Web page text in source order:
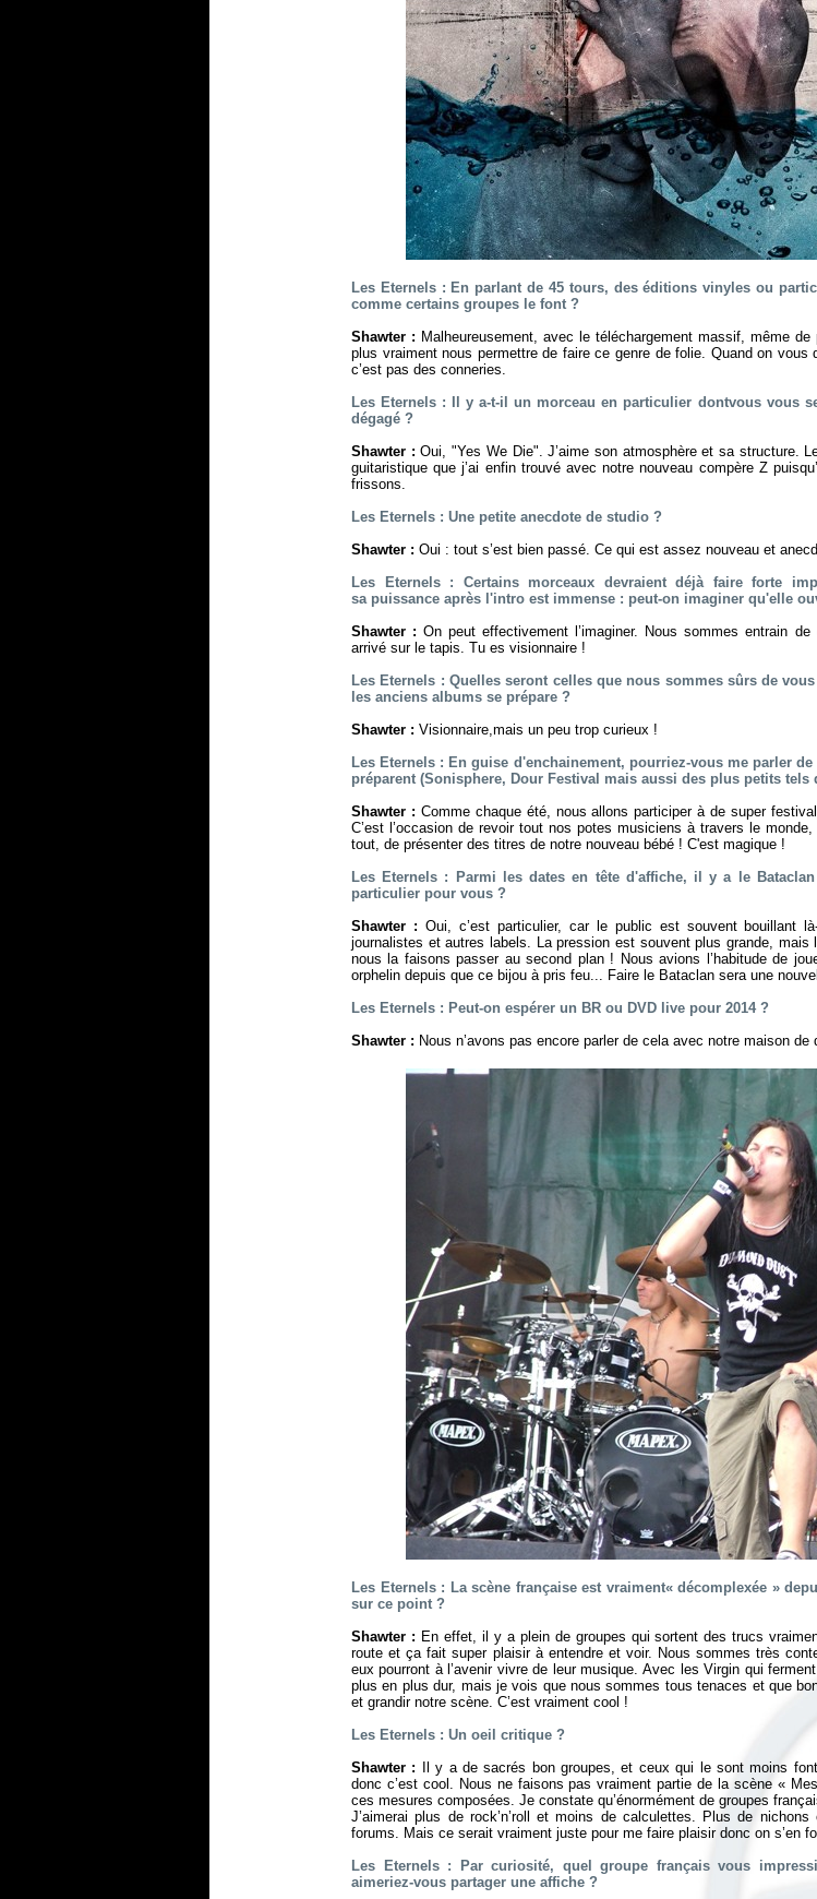
Les Eternels : En parlant de 45 tours, des éditions vinyles ou
comme certains groupes le font ?
Shawter : Malheureusement, avec le téléchargement massif, même
plus vraiment nous permettre de faire ce genre de folie. Quand on vous
c’est pas des conneries.
Les Eternels : Il y a-t-il un morceau en particulier dontvous vous
dégagé ?
Shawter : Oui, "Yes We Die". J’aime son atmosphère et sa structure.
guitaristique que j’ai enfin trouvé avec notre nouveau compère Z
frissons.
Les Eternels : Une petite anecdote de studio ?
Shawter : Oui : tout s’est bien passé. Ce qui est assez nouveau et
Les Eternels : Certains morceaux devraient déjà faire forte
sa puissance après l'intro est immense : peut-on imaginer qu'elle
Shawter : On peut effectivement l’imaginer. Nous sommes entrain
arrivé sur le tapis. Tu es visionnaire !
Les Eternels : Quelles seront celles que nous sommes sûrs de
les anciens albums se prépare ?
Shawter : Visionnaire,mais un peu trop curieux !
Les Eternels : En guise d'enchainement, pourriez-vous me parler
préparent (Sonisphere, Dour Festival mais aussi des plus petits
Shawter : Comme chaque été, nous allons participer à de super
C’est l’occasion de revoir tout nos potes musiciens à travers le
tout, de présenter des titres de notre nouveau bébé ! C'est magique !
Les Eternels : Parmi les dates en tête d'affiche, il y a le
particulier pour vous ?
Shawter : Oui, c’est particulier, car le public est souvent bouillant
journalistes et autres labels. La pression est souvent plus grande,
nous la faisons passer au second plan ! Nous avions l’habitude de
orphelin depuis que ce bijou à pris feu... Faire le Bataclan sera une
Les Eternels : Peut-on espérer un BR ou DVD live pour 2014 ?
Shawter : Nous n’avons pas encore parler de cela avec notre maison de
Les Eternels : La scène française est vraiment« décomplexée »
sur ce point ?
Shawter : En effet, il y a plein de groupes qui sortent des trucs
route et ça fait super plaisir à entendre et voir. Nous sommes très
eux pourront à l’avenir vivre de leur musique. Avec les Virgin qui
plus en plus dur, mais je vois que nous sommes tous tenaces et que
et grandir notre scène. C’est vraiment cool !
Les Eternels : Un oeil critique ?
Shawter : Il y a de sacrés bon groupes, et ceux qui le sont moins
donc c’est cool. Nous ne faisons pas vraiment partie de la scène «
ces mesures composées. Je constate qu’énormément de groupes
J’aimerai plus de rock’n’roll et moins de calculettes. Plus de
forums. Mais ce serait vraiment juste pour me faire plaisir donc on s’en
Les Eternels : Par curiosité, quel groupe français vous
aimeriez-vous partager une affiche ?